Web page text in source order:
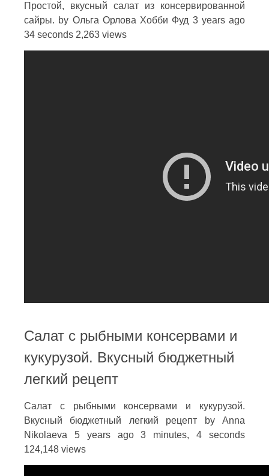
Простой, вкусный салат из консервированной
сайры. by Ольга Орлова Хобби Фуд 3 years ago
34 seconds 2,263 views
Салат с рыбными консервами и
кукурузой. Вкусный бюджетный
легкий рецепт
Салат с рыбными консервами и кукурузой.
Вкусный бюджетный легкий рецепт by Аnna
Nikolaeva 5 years ago 3 minutes, 4 seconds
124,148 views